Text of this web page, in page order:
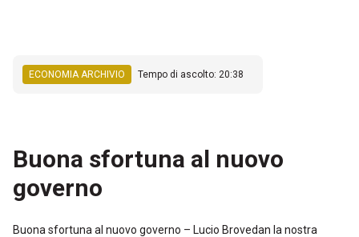
ECONOMIA ARCHIVIO Tempo di ascolto: 20:38
Buona sfortuna al nuovo
governo
Buona sfortuna al nuovo governo – Lucio Brovedan la nostra